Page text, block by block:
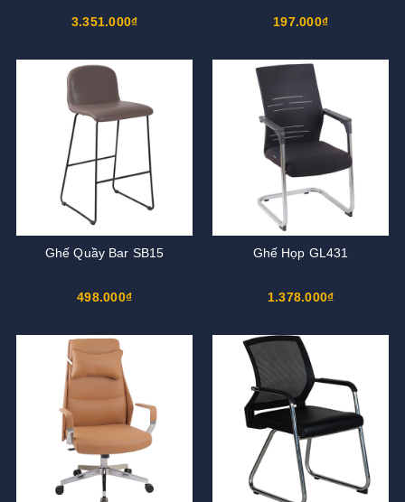
3.351.000₫ 197.000₫
Ghế Quầy Bar SB15
498.000₫
Ghế Họp GL431
1.378.000₫